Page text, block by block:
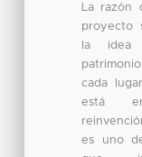
La
proyecto
la
cada
está
es uno